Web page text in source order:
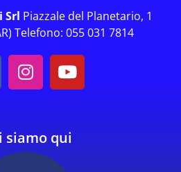
Srl Piazzale del Planetario, 1
Telefono: 055 031 7814
siamo qui